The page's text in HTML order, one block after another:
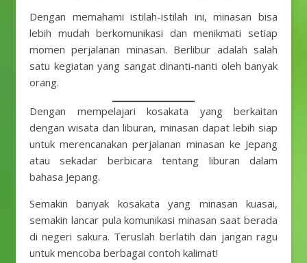
Dengan memahami istilah-istilah ini, minasan bisa
lebih mudah berkomunikasi dan menikmati setiap
momen perjalanan minasan. Berlibur adalah salah
satu kegiatan yang sangat dinanti-nanti oleh banyak
orang.
Dengan mempelajari kosakata yang berkaitan
dengan wisata dan liburan, minasan dapat lebih siap
untuk merencanakan perjalanan minasan ke Jepang
atau sekadar berbicara tentang liburan dalam
bahasa Jepang.
Semakin banyak kosakata yang minasan kuasai,
semakin lancar pula komunikasi minasan saat berada
di negeri sakura. Teruslah berlatih dan jangan ragu
untuk mencoba berbagai contoh kalimat!